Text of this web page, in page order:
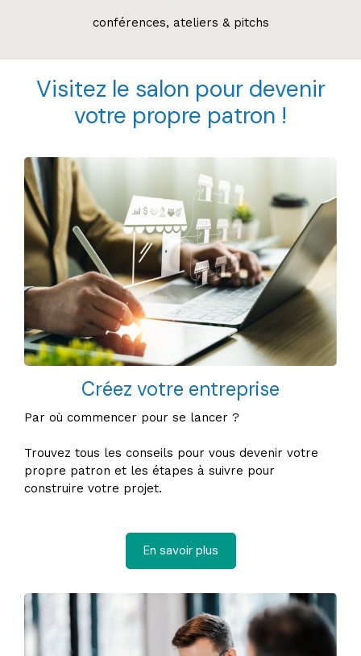
conférences, ateliers & pitchs
Visitez le salon pour devenir
votre propre patron !
Créez votre entreprise
Par où commencer pour se lancer ?
Trouvez tous les conseils pour vous devenir votre
propre patron et les étapes à suivre pour
construire votre projet.
En savoir plus